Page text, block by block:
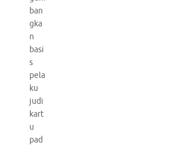
ban
gka
n
basi
s
pela
ku
judi
kart
u
pad